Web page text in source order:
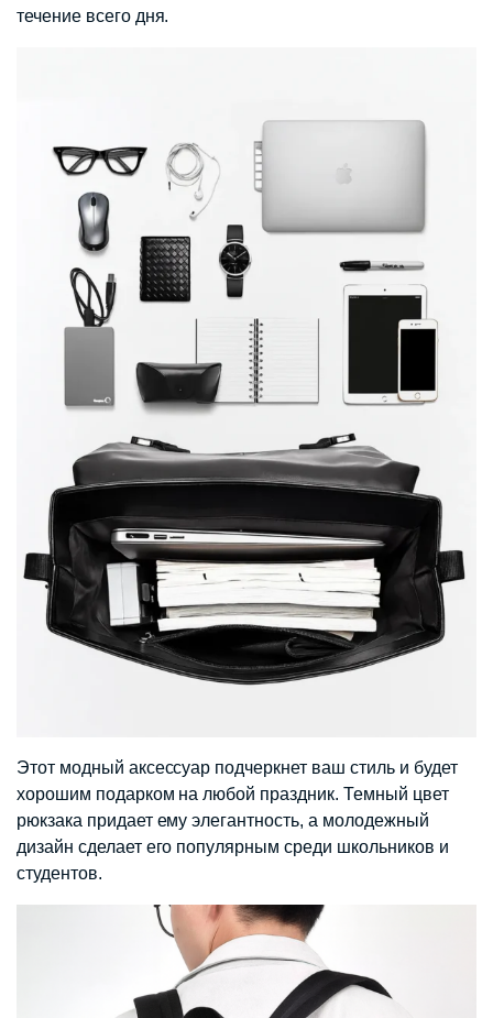
течение всего дня.
Этот модный аксессуар подчеркнет ваш стиль и будет
хорошим подарком на любой праздник. Темный цвет
рюкзака придает ему элегантность, а молодежный
дизайн сделает его популярным среди школьников и
студентов.